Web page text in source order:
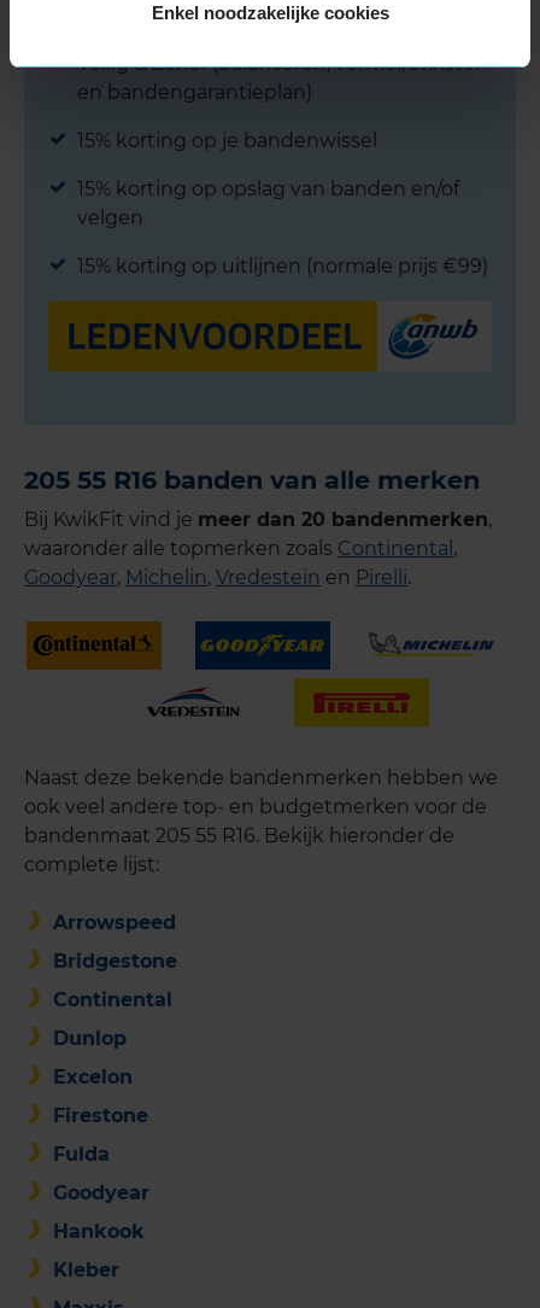
Enkel noodzakelijke cookies
Veilig & Zeker (balanceren, ventiel, stikstof
en bandengarantieplan)
15% korting op je bandenwissel
15% korting op opslag van banden en/of
velgen
15% korting op uitlijnen (normale prijs €99)
205 55 R16 banden van alle merken
Bij KwikFit vind je meer dan 20 bandenmerken,
waaronder alle topmerken zoals Continental ,
Goodyear, Michelin, Vredestein en Pirelli.
Naast deze bekende bandenmerken hebben we
ook veel andere top- en budgetmerken voor de
bandenmaat 205 55 R16. Bekijk hieronder de
complete lijst:
Arrowspeed
Bridgestone
Continental
Dunlop
Excelon
Firestone
Fulda
Goodyear
Hankook
Kleber